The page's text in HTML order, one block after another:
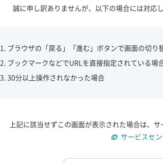
誠に申し訳ありませんが、 以下の場合には対応
ブラウザの「戻る」「進む」ボタンで画面の切り
ブックマークなどでURLを直接指定されている場
30分以上操作されなかった場合
上記に該当せずこの画面が表示された場合は、
サービスセ